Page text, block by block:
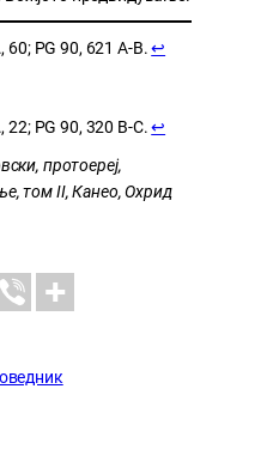
60; PG 90, 621 A-B.↩︎
22; PG 90, 320 B-C.↩︎
протоереј,
том II, Канео, Охрид